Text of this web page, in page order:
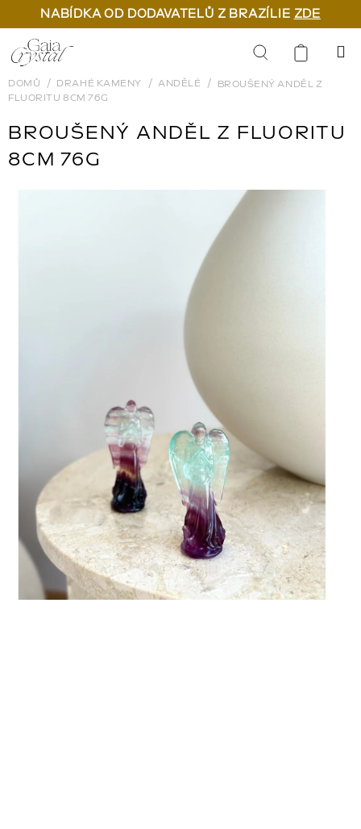
NABÍDKA OD DODAVATELŮ Z BRAZÍLIE ZDE
Přejít
na
obsah
Hledat
DOMŮ DRAHÉ KAMENY ANDĚLÉ
BROUŠENÝ ANDĚL Z
FLUORITU 8CM 76G
BROUŠENÝ ANDĚL Z FLUORITU
8CM 76G